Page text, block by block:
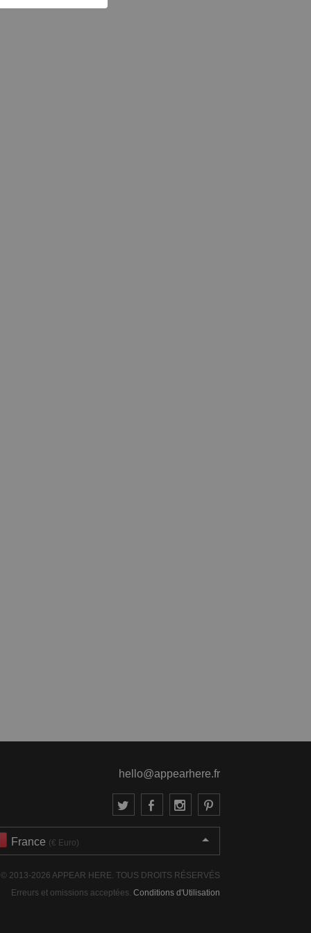
hello@appearhere.fr
France (€ Euro)
© 2013-2026 APPEAR HERE. TOUS DROITS RÉSERVÉS
Erreurs et omissions acceptées. Conditions d'Utilisation